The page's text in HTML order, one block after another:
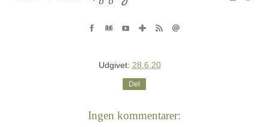
Udgivet: 28.6.20
Del
Ingen kommentarer: